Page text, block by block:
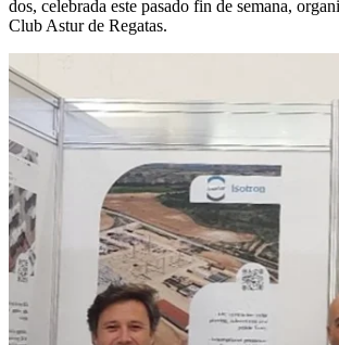
dos, celebrada este pasado fin de semana,
Club Astur de Regatas.